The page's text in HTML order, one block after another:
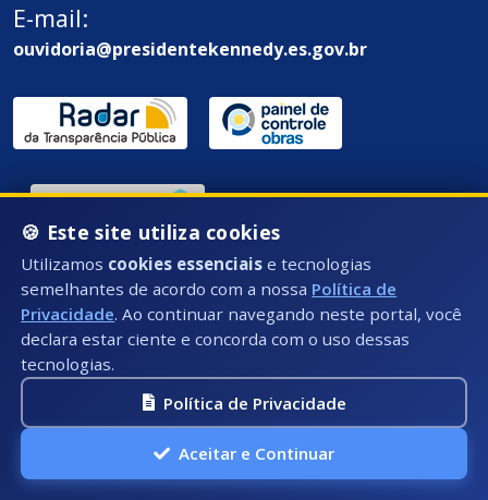
E-mail:
ouvidoria@presidentekennedy.es.gov.br
Endereço / Ouvidoria:
Rua Átila Vivaqua, Nº 79 - Centro, Presidente
Kennedy - ES, CEP: 29350-000
🍪 Este site utiliza cookies
Utilizamos cookies essenciais e tecnologias
semelhantes de acordo com a nossa Política de
Privacidade. Ao continuar navegando neste portal, você
declara estar ciente e concorda com o uso dessas
tecnologias.
Política de Privacidade
Aceitar e Continuar